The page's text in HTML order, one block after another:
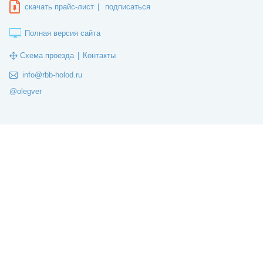
скачать прайс-лист подписаться
Полная версия сайта
Схема проезда Контакты
info@rbb-holod.ru
@olegver